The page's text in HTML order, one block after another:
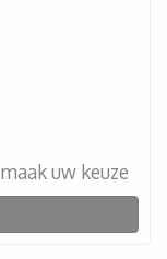
maak uw keuze